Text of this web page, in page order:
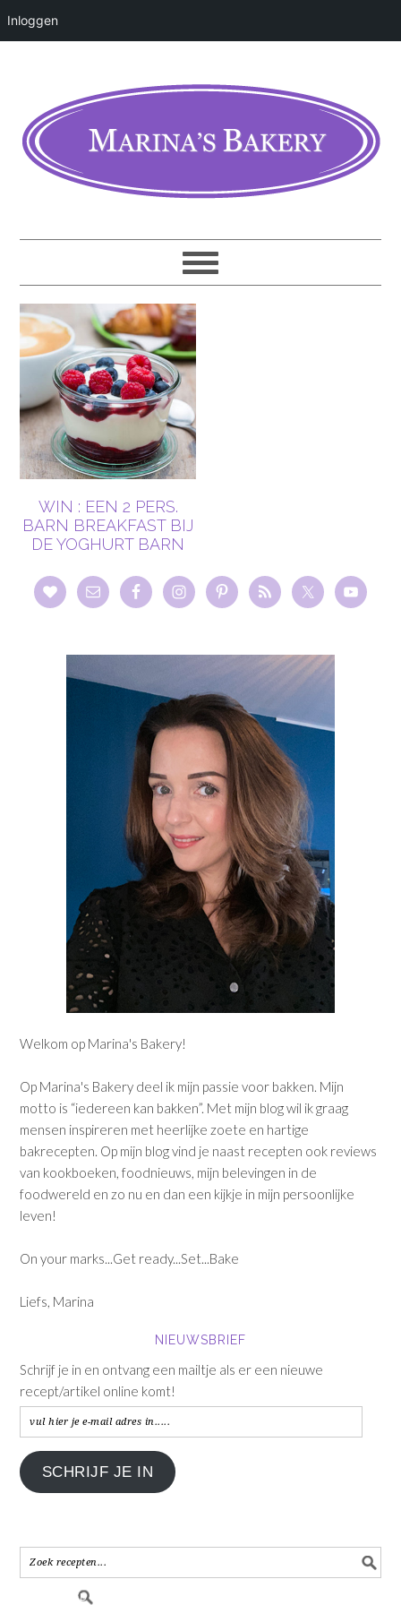
Inloggen
WIN : EEN 2 PERS.
BARN BREAKFAST BIJ
DE YOGHURT BARN
Welkom op Marina's Bakery!
Op Marina's Bakery deel ik mijn passie voor bakken. Mijn
motto is “iedereen kan bakken”. Met mijn blog wil ik graag
mensen inspireren met heerlijke zoete en hartige
bakrecepten. Op mijn blog vind je naast recepten ook reviews
van kookboeken, foodnieuws, mijn belevingen in de
foodwereld en zo nu en dan een kijkje in mijn persoonlijke
leven!
On your marks...Get ready...Set...Bake
Liefs, Marina
NIEUWSBRIEF
Schrijf je in en ontvang een mailtje als er een nieuwe
recept/artikel online komt!
vul
hier
je
e-
in.....
SCHRIJF JE IN